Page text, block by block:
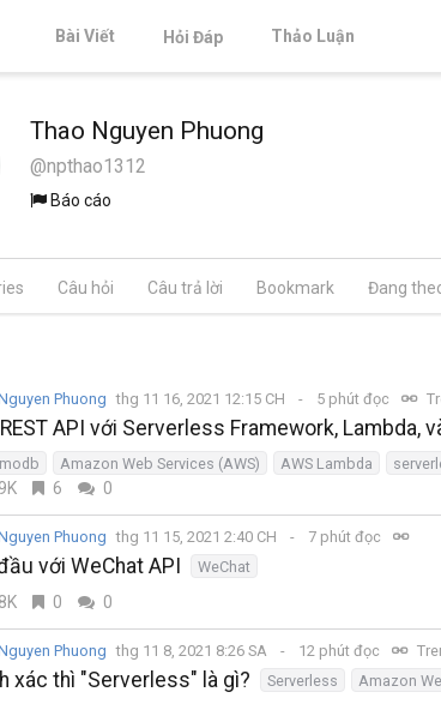
Bài Viết Hỏi Đáp Thảo Luận
Thao Nguyen Phuong
@npthao1312
Báo cáo
Câu hỏi Câu trả lời Bookmark Đang
Phuong thg 11 16, 2021 12:15 CH 5 phút đọc
API với Serverless Framework, Lambda,
Amazon Web Services (AWS) AWS Lambda
6 0
Phuong thg 11 15, 2021 2:40 CH 7 phút đọc
với WeChat API WeChat
0 0
Phuong thg 11 8, 2021 8:26 SA 12 phút đọc
xác thì "Serverless" là gì? Serverless Amazon